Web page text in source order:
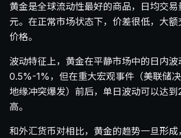
黄金是全球流动性最好的商品，日均交
元。在正常市场状态下，价差很低，大
价格。
波动特征上，黄金在平静市场中的日内波
0.5%-1%，但在重大宏观事件（美联储决
地缘冲突爆发）前后，单日波动可以达
高。
和外汇货币对相比，黄金的趋势一旦形